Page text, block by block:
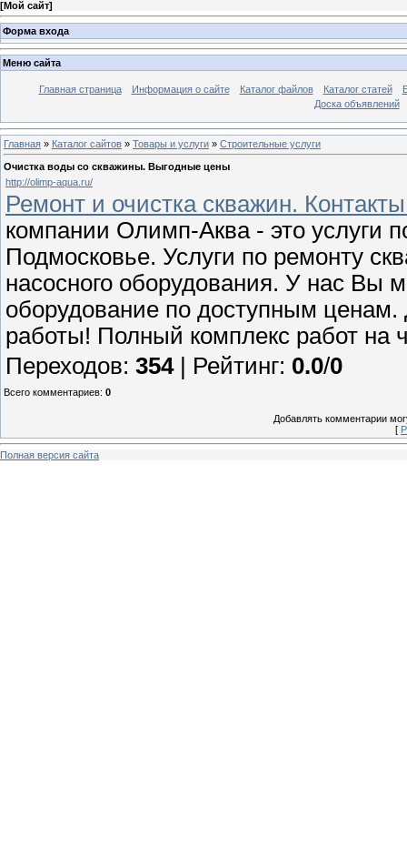
[Мой сайт]
Форма входа
Меню сайта
Главная страница Информация о сайте Каталог файлов Каталог статей
Доска объявлений
Главная » Каталог сайтов » Товары и услуги » Строительные услуги
Очистка воды со скважины. Выгодные цены
http://olimp-aqua.ru/
Ремонт и очистка скважин.
компании Олимп-Аква - это услуги
Подмосковье. Услуги по ремонту
насосного оборудования. У нас Вы
оборудование по доступным
работы! Полный комплекс работ на
Переходов: 354| Рейтинг: 0.0/0
Всего комментариев: 0
Добавлять комментарии
[
Полная версия сайта